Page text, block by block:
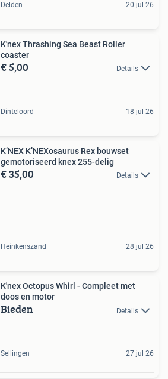
Delden 20 jul 26
K'nex Thrashing Sea Beast Roller
coaster
€ 5,00 Details
Dinteloord 18 jul 26
K’NEX K’NEXosaurus Rex bouwset
gemotoriseerd knex 255-delig
€ 35,00 Details
Heinkenszand 28 jul 26
K'nex Octopus Whirl - Compleet met
doos en motor
Bieden Details
Sellingen 27 jul 26